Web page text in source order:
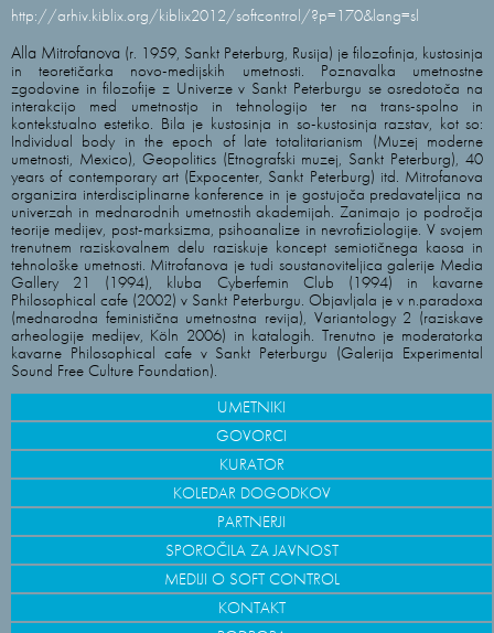
http://arhiv.kiblix.org/kiblix2012/softcontrol/?p=170&lang=sl
Alla Mitrofanova (r. 1959, Sankt Peterburg, Rusija) je filozofinja, kustosinja
in teoretičarka novo-medijskih umetnosti. Poznavalka umetnostne
zgodovine in filozofije z Univerze v Sankt Peterburgu se osredotoča na
interakcijo med umetnostjo in tehnologijo ter na trans-spolno in
kontekstualno estetiko. Bila je kustosinja in so-kustosinja razstav, kot so:
Individual body in the epoch of late totalitarianism (Muzej moderne
umetnosti, Mexico), Geopolitics (Etnografski muzej, Sankt Peterburg), 40
years of contemporary art (Expocenter, Sankt Peterburg) itd. Mitrofanova
organizira interdisciplinarne konference in je gostujoča predavateljica na
univerzah in mednarodnih umetnostih akademijah. Zanimajo jo področja
teorije medijev, post-marksizma, psihoanalize in nevrofiziologije. V svojem
trenutnem raziskovalnem delu raziskuje koncept semiotičnega kaosa in
tehnološke umetnosti. Mitrofanova je tudi soustanoviteljica galerije Media
Gallery 21 (1994), kluba Cyberfemin Club (1994) in kavarne
Philosophical cafe (2002) v Sankt Peterburgu. Objavljala je v n.paradoxa
(mednarodna feministična umetnostna revija), Variantology 2 (raziskave
arheologije medijev, Köln 2006) in katalogih. Trenutno je moderatorka
kavarne Philosophical cafe v Sankt Peterburgu (Galerija Experimental
Sound Free Culture Foundation).
UMETNIKI
GOVORCI
KURATOR
KOLEDAR DOGODKOV
PARTNERJI
SPOROČILA ZA JAVNOST
MEDIJI O SOFT CONTROL
KONTAKT